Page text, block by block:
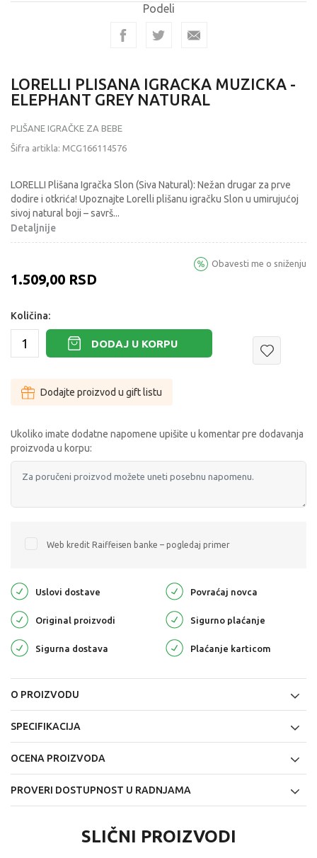
Podeli
LORELLI PLISANA IGRACKA MUZICKA -
ELEPHANT GREY NATURAL
PLIŠANE IGRAČKE ZA BEBE
Šifra artikla: MCG166114576
LORELLI Plišana Igračka Slon (Siva Natural): Nežan drugar za prve
dodire i otkrića! Upoznajte Lorelli plišanu igračku Slon u umirujućoj
sivoj natural boji – savrš...
Detaljnije
1.509,00 RSD
Obavesti me o sniženju
Količina:
DODAJ U KORPU
Dodajte proizvod u gift listu
Ukoliko imate dodatne napomene upišite u komentar pre dodavanja
proizvoda u korpu:
Web kredit Raiffeisen banke – pogledaj primer
Uslovi dostave Povraćaj novca
Original proizvodi Sigurno plaćanje
Sigurna dostava Plaćanje karticom
O PROIZVODU
SPECIFIKACIJA
OCENA PROIZVODA
PROVERI DOSTUPNOST U RADNJAMA
SLIČNI PROIZVODI